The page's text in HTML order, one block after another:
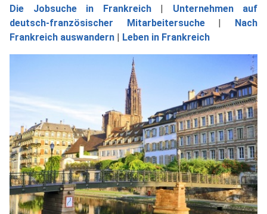
Die Jobsuche in Frankreich| Unternehmen auf
deutsch-französischer Mitarbeitersuche| Nach
Frankreich auswandern | Leben in Frankreich